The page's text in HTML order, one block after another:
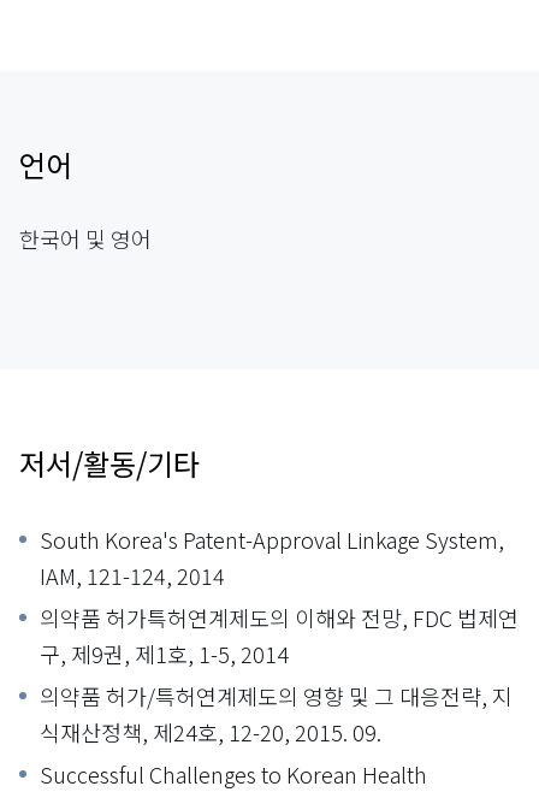
언어
한국어 및 영어
저서/활동/기타
South Korea's Patent-Approval Linkage System,
IAM, 121-124, 2014
의약품 허가특허연계제도의 이해와 전망, FDC 법제연
구, 제9권, 제1호, 1-5, 2014
의약품 허가/특허연계제도의 영향 및 그 대응전략, 지
식재산정책, 제24호, 12-20, 2015. 09.
Successful Challenges to Korean Health